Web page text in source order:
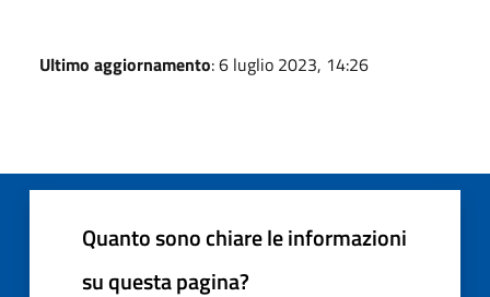
Ultimo aggiornamento: 6 luglio 2023, 14:26
Quanto sono chiare le informazioni
su questa pagina?